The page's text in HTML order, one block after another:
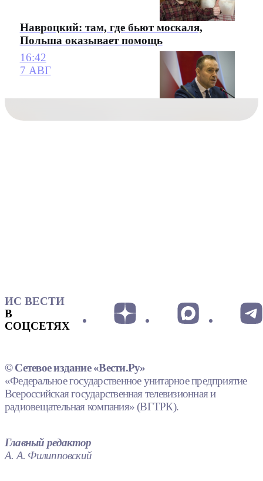
Навроцкий: там, где бьют москаля,
Польша оказывает помощь
16:42
7 АВГ
ИС ВЕСТИ
В
СОЦСЕТЯХ
© Сетевое издание «Вести.Ру»
«Федеральное государственное унитарное предприятие
Всероссийская государственная телевизионная и
радиовещательная компания» (ВГТРК).
Главный редактор
А. А. Филипповский